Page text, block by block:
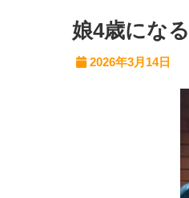
娘4歳になる
2026年3月14日